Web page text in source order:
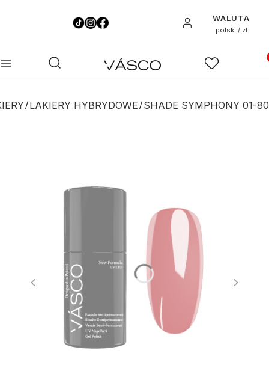
Zaloguj sięWALUTA
polski / zł
Menu Otwórz wyszukiwarkę
Szukaj Ulubione
LAKIERY HYBRYDOWE SHADE SYMPHONY 01-80